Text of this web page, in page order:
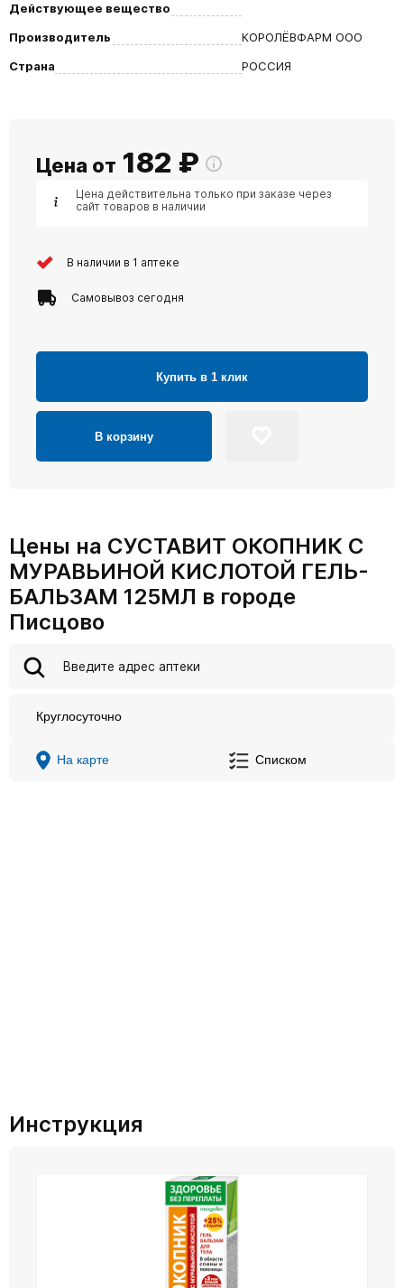
Действующее вещество
Производитель
КОРОЛЁВФАРМ ООО
Страна
РОССИЯ
Цена от 182 ₽
Цена действительна только при заказе через
сайт товаров в наличии
В наличии в 1 аптеке
Самовывоз сегодня
Купить в 1 клик
В корзину
Цены на СУСТАВИТ ОКОПНИК С
МУРАВЬИНОЙ КИСЛОТОЙ ГЕЛЬ-
БАЛЬЗАМ 125МЛ в городе
Писцово
Круглосуточно
На карте Списком
Инструкция